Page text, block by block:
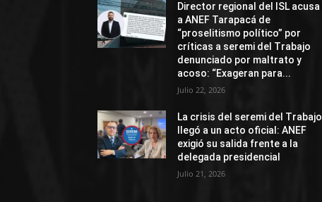
Director regional del ISL acusa
a ANEF Tarapacá de
“proselitismo político” por
críticas a seremi del Trabajo
denunciado por maltrato y
acoso: “Exageran para...
Julio 22, 2026
La crisis del seremi del Trabajo
llegó a un acto oficial: ANEF
exigió su salida frente a la
delegada presidencial
Julio 21, 2026